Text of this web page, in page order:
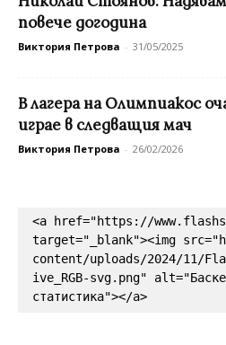
повече догодина
Виктория Петрова - 31/05/2025
В лагера на Олимпиакос
играе в следващия мач
Виктория Петрова - 26/02/2026
<a href="https://
target="_blank"><img
content/uploads/2024/11/
ive_RGB-svg.png"
статистика"></a>